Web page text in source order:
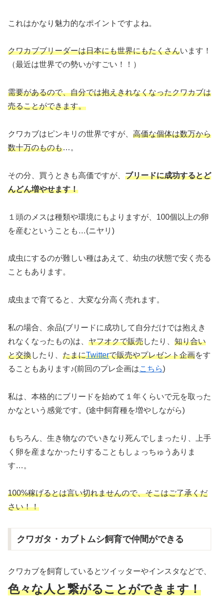
これはかなり魅力的なポイントですよね。
クワカブブリーダーは日本にも世界にもたくさんいます！
（最近は世界での勢いがすごい！！）
需要があるので、自分では抱えきれなくなったクワカブは
売ることができます。
クワカブはピンキリの世界ですが、 高価な個体は数万から
数十万のものも…。
その分、買うときも高価ですが、 ブリードに成功するとど
んどん増やせます！
１頭のメスは種類や環境にもよりますが、100個以上の卵
を産むということも…(ニヤリ)
成虫にするのが難しい種はあえて、幼虫の状態で安く売る
こともあります。
成虫まで育てると、大変な分高く売れます。
私の場合、余品(ブリードに成功して自分だけでは抱えき
れなくなったもの)は、 ヤフオクで販売したり、 知り合い
と交換したり、 たまにTwitterで販売やプレゼント企画をす
ることもあります♪(前回のプレ企画はこちら)
私は、本格的にブリードを始めて１年くらいで元を取った
かなという感覚です。(途中飼育種を増やしながら)
もちろん、生き物なのでいきなり死んでしまったり、上手
く卵を産まなかったりすることもしょっちゅうありま
す…。
100%稼げるとは言い切れませんので、そこはご了承くだ
さい！！
クワガタ・カブトムシ飼育で仲間ができる
クワカブを飼育しているとツイッターやインスタなどで、
色々な人と繋がることができます！